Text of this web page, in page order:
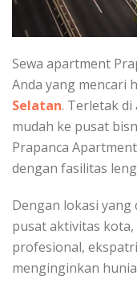
Sewa apartment
Anda yang mencari
Selatan. Terletak di
mudah ke pusat
Prapanca
dengan fasilitas
Dengan lokasi yang
pusat aktivitas
profesional,
menginginkan